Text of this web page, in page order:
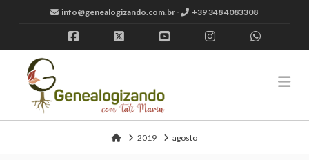
info@genealogizando.com.br - +39 348 4083308
FacebookX YouTubeInstagram
Home2019 agosto